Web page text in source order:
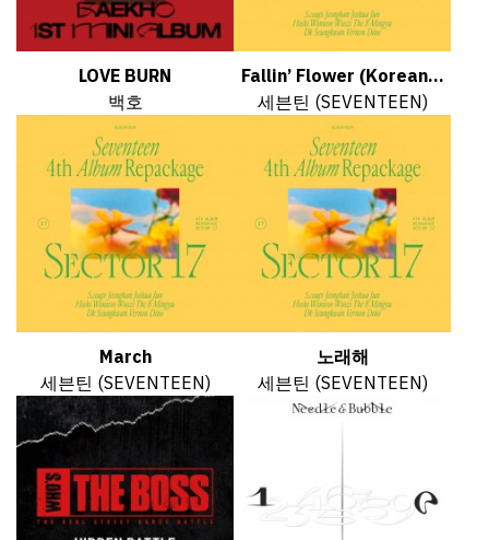
LOVE BURN
백호
Fallin’ Flower (Korean...
세븐틴 (SEVENTEEN)
March
세븐틴 (SEVENTEEN)
노래해
세븐틴 (SEVENTEEN)